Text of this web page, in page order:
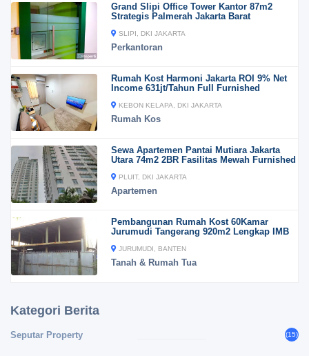
Grand Slipi Office Tower Kantor 87m2
Strategis Palmerah Jakarta Barat
SLIPI, DKI JAKARTA
Perkantoran
Rumah Kost Harmoni Jakarta ROI 9% Net
Income 631jt/Tahun Full Furnished
KEBON KELAPA, DKI JAKARTA
Rumah Kos
Sewa Apartemen Pantai Mutiara Jakarta
Utara 74m2 2BR Fasilitas Mewah Furnished
PLUIT, DKI JAKARTA
Apartemen
Pembangunan Rumah Kost 60Kamar
Jurumudi Tangerang 920m2 Lengkap IMB
JURUMUDI, BANTEN
Tanah & Rumah Tua
Kategori Berita
Seputar Property (15)